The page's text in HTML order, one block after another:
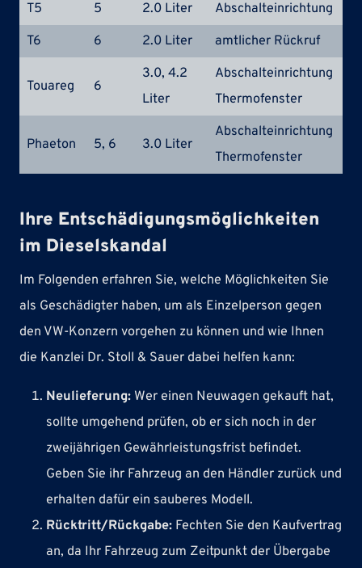
T5 5 2.0 Liter Abschalteinrichtung
T6
6 2.0 Liter amtlicher Rückruf
Touareg 6
3.0, 4.2
Liter
Abschalteinrichtung
Thermofenster
Phaeton 5, 6 3.0 Liter
Abschalteinrichtung
Thermofenster
Ihre Entschädigungsmöglichkeiten
im Dieselskandal
Im Folgenden erfahren Sie, welche Möglichkeiten Sie
als Geschädigter haben, um als Einzelperson gegen
den VW-Konzern vorgehen zu können und wie Ihnen
die Kanzlei Dr. Stoll & Sauer dabei helfen kann:
Neulieferung:Wer einen Neuwagen gekauft hat,
sollte umgehend prüfen, ob er sich noch in der
zweijährigen Gewährleistungsfrist befindet.
Geben Sie ihr Fahrzeug an den Händler zurück und
erhalten dafür ein sauberes Modell.
Rücktritt/Rückgabe:Fechten Sie den Kaufvertrag
an, da Ihr Fahrzeug zum Zeitpunkt der Übergabe